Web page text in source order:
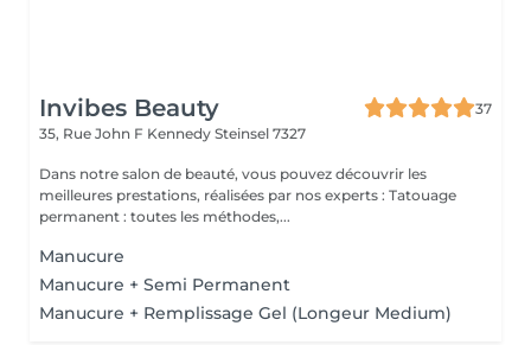
Invibes Beauty
37
35, Rue John F Kennedy Steinsel 7327
Dans notre salon de beauté, vous pouvez découvrir les
meilleures prestations, réalisées par nos experts : Tatouage
permanent : toutes les méthodes,...
Manucure
Manucure + Semi Permanent
Manucure + Remplissage Gel (Longeur Medium)